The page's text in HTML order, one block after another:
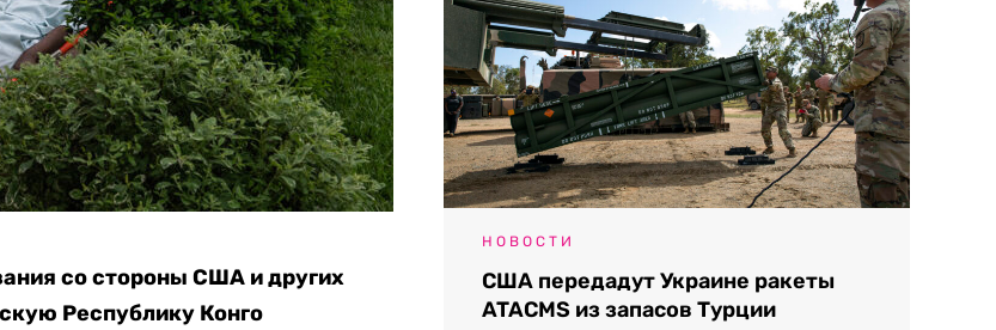
со стороны США и других
Республику Конго
НОВОСТИ
США передадут Украине ракеты
ATACMS из запасов Турции